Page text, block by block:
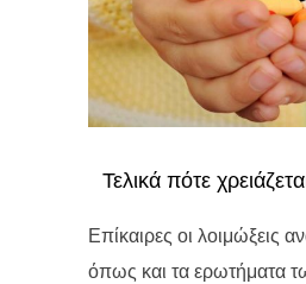
Τελικά πότε
Επίκαιρες οι λοιμώξεις
όπως και τα ερωτήματα